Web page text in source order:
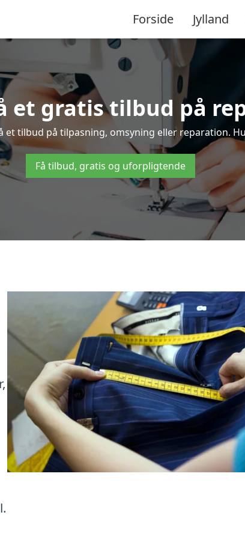
Forside Jylland
et gratis tilbud på
et tilbud på tilpasning, omsyning eller reparation.
Få tilbud, gratis og uforpligtende